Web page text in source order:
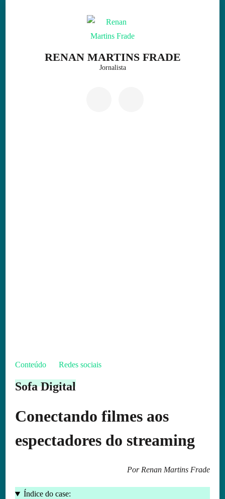
RENAN MARTINS FRADE
Jornalista
Conteúdo Redes sociais
Sofa Digital
Conectando filmes aos
espectadores do streaming
Por Renan Martins Frade
Índice do case: